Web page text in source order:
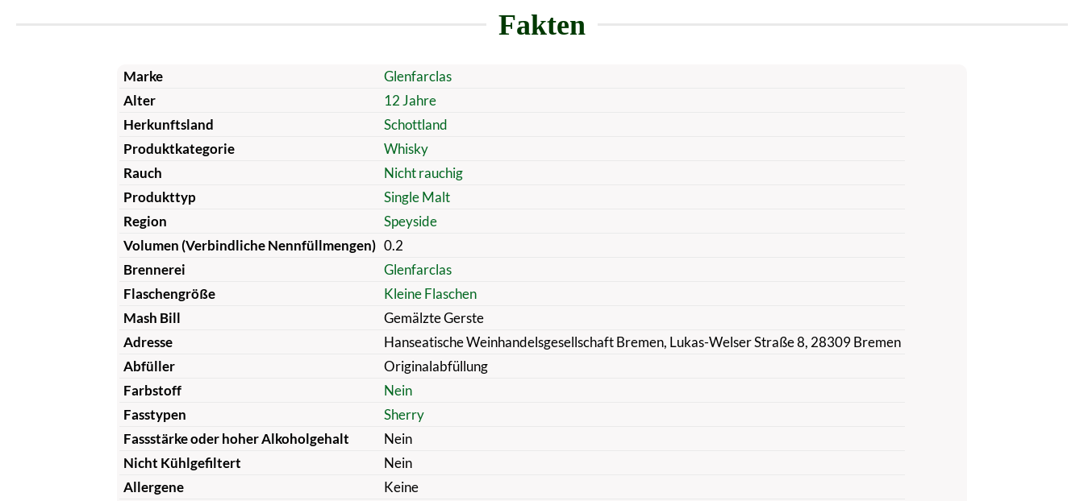
Fakten
Marke
Glenfarclas
Alter
12 Jahre
Herkunftsland
Schottland
Produktkategorie
Whisky
Rauch
Nicht rauchig
Produkttyp
Single Malt
Region
Speyside
Volumen (Verbindliche Nennfüllmengen) 0.2
Brennerei
Glenfarclas
Flaschengröße
Kleine Flaschen
Mash Bill
Gemälzte Gerste
Adresse
Hanseatische Weinhandelsgesellschaft Bremen, Lukas-Welser Straße 8, 28309 Bremen
Abfüller
Originalabfüllung
Farbstoff
Nein
Fasstypen
Sherry
Fassstärke oder hoher Alkoholgehalt
Nein
Nicht Kühlgefiltert
Nein
Allergene
Keine